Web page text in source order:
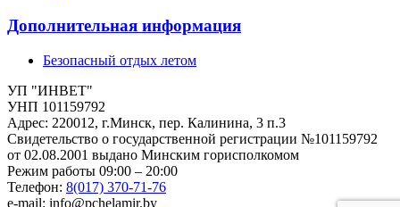
Дополнительная информация
Безопасный отдых летом
УП "ИНВЕТ"
УНП 101159792
Адрес: 220012, г.Минск, пер. Калинина, 3 п.3
Свидетельство о государственной регистрации №101159792
от 02.08.2001 выдано Минским горисполкомом
Режим работы 09:00 – 20:00
Телефон: 8(017) 370-71-76
e-mail: info@pchelamir.by